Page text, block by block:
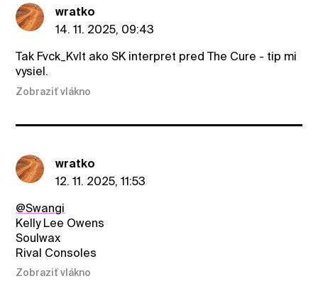
wratko
14. 11. 2025, 09:43
Tak Fvck_Kvlt ako SK interpret pred The Cure - tip mi
vysiel.
Zobraziť vlákno
wratko
12. 11. 2025, 11:53
@Swangi
Kelly Lee Owens
Soulwax
Rival Consoles
Zobraziť vlákno